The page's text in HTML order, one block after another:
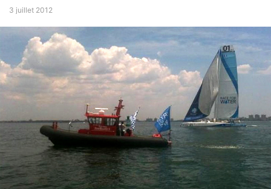
3 juillet 2012